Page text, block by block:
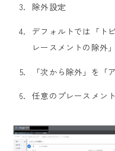
除外設定
デフォルトでは「ト
レースメントの除外
「次から除外」を「
任意のプレースメン